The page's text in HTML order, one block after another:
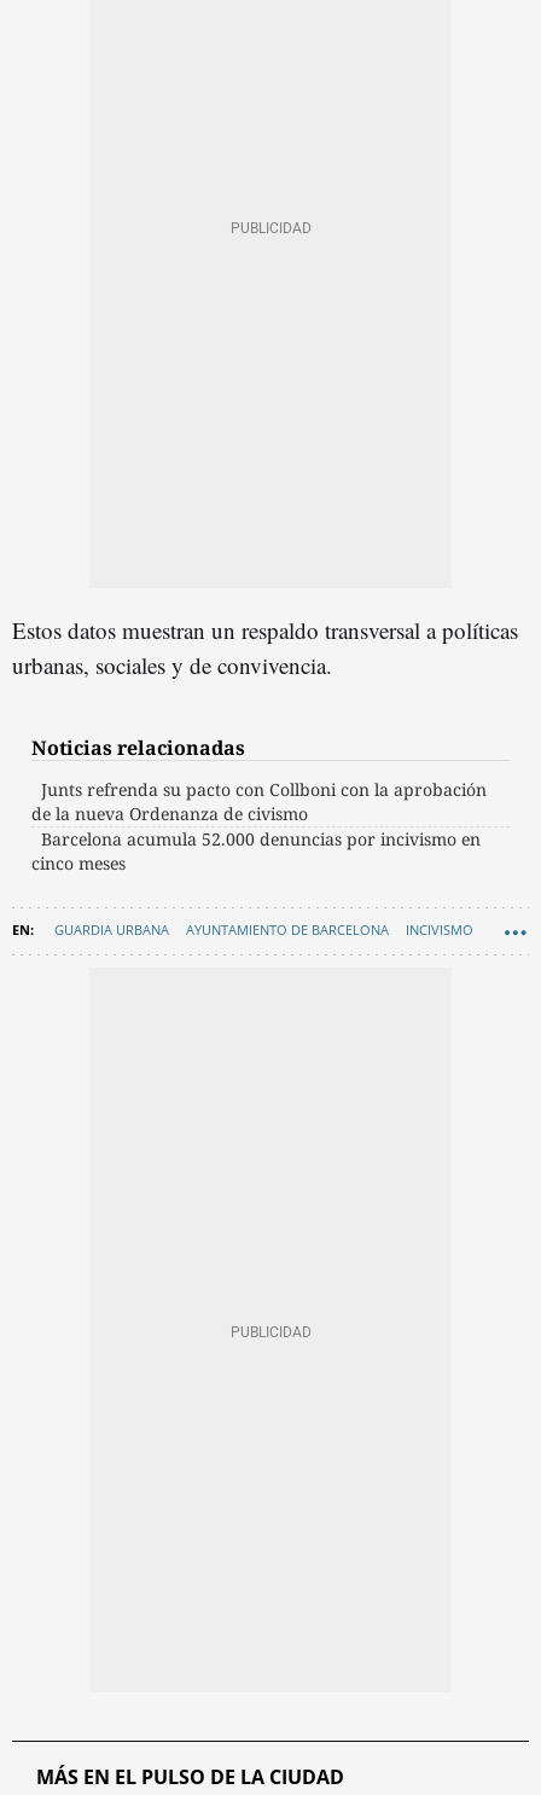
Estos datos muestran un respaldo transversal a políticas
urbanas, sociales y de convivencia.
Noticias relacionadas
Junts refrenda su pacto con Collboni con la aprobación
de la nueva Ordenanza de civismo
Barcelona acumula 52.000 denuncias por incivismo en
cinco meses
GUARDIA URBANA AYUNTAMIENTO DE BARCELONA INCIVISMO
MÁS EN EL PULSO DE LA CIUDAD